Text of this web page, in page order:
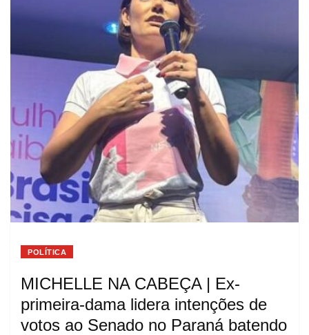
POLÍTICA
MICHELLE NA CABEÇA | Ex-
primeira-dama lidera intenções de
votos ao Senado no Paraná batendo